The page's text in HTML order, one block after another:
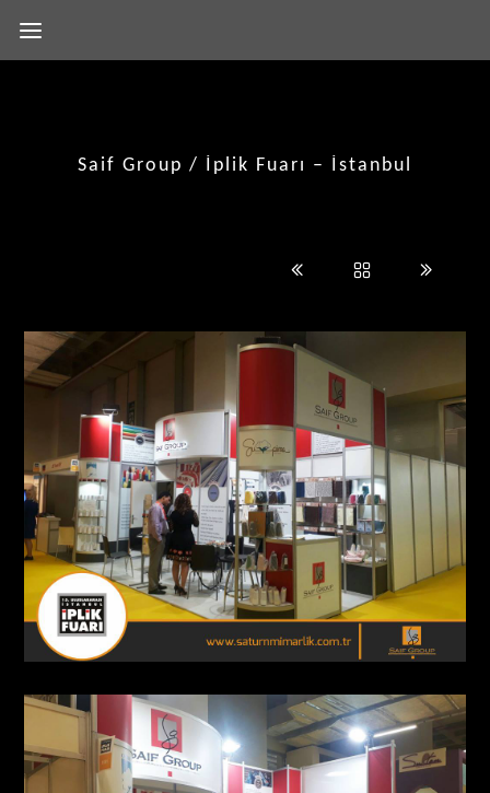
Saif Group / İplik Fuarı – İstanbul